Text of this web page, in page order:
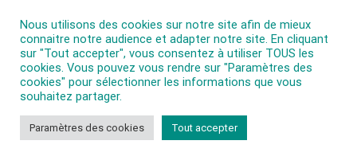
Manifeste
Participer à La Pause Philo
Politique de confidentialité
Soutenez La Pause Philo – Faites un don à La Pause Philo
Nous utilisons des cookies sur notre site afin de mieux
connaitre notre audience et adapter notre site. En cliquant
sur "Tout accepter", vous consentez à utiliser TOUS les
cookies. Vous pouvez vous rendre sur "Paramètres des
cookies" pour sélectionner les informations que vous
souhaitez partager.
Paramètres des cookies Tout accepter